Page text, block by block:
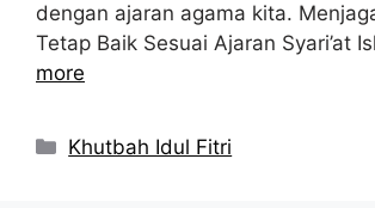
dengan ajaran agama kita.
Tetap Baik Sesuai Ajaran Syari’at
more
Kategori
Khutbah Idul Fitri